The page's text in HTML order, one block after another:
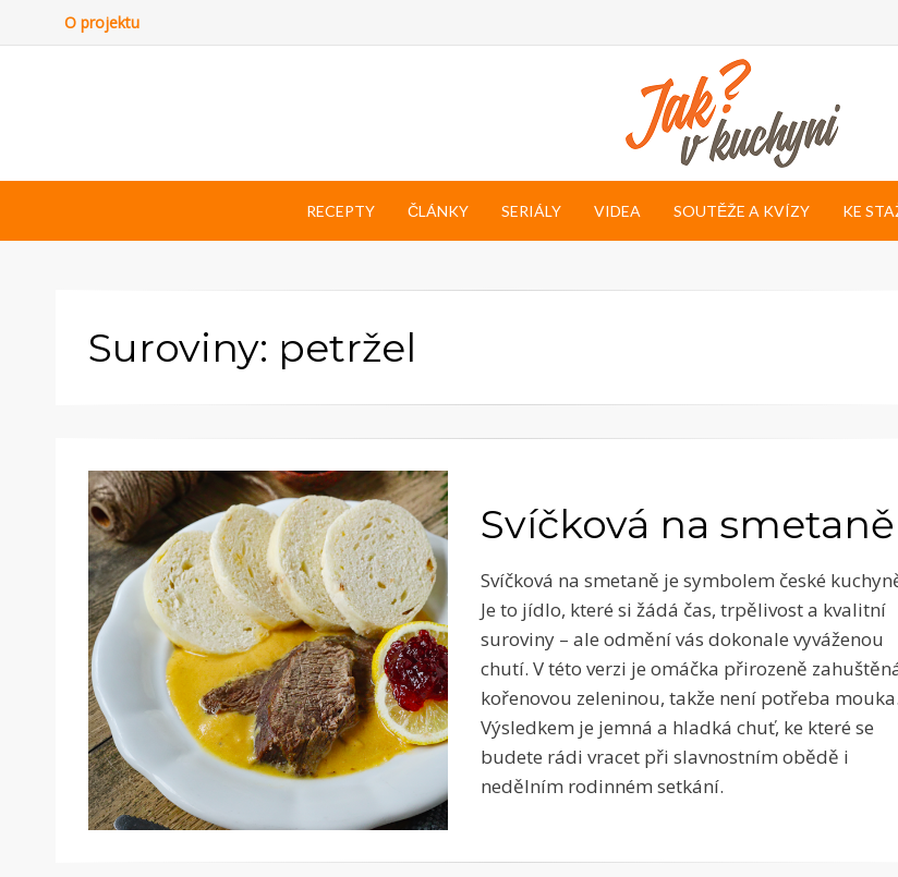
O projektu
RECEPTY ČLÁNKY SERIÁLY VIDEA SOUTĚŽE A KVÍZY KE
Suroviny: petržel
Svíčková na smetaně
Svíčková na smetaně je symbolem české
Je to jídlo, které si žádá čas, trpělivost a kvalitní
suroviny – ale odmění vás dokonale vyváženou
chutí. V této verzi je omáčka přirozeně
kořenovou zeleninou, takže není potřeba mouka.
Výsledkem je jemná a hladká chuť, ke které se
budete rádi vracet při slavnostním obědě i
nedělním rodinném setkání.